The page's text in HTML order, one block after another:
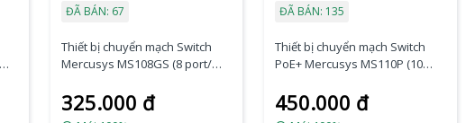
ĐÃ BÁN: 67
Thiết bị chuyển mạch Switch
Mercusys MS108GS (8 port/
325.000 đ
ĐÃ BÁN: 135
Thiết bị chuyển mạch Switch
PoE+ Mercusys MS110P (10
450.000 đ